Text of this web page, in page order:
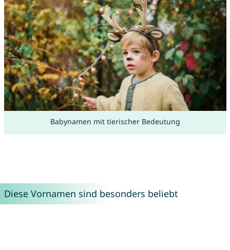
Babynamen mit tierischer Bedeutung
Diese Vornamen sind besonders beliebt